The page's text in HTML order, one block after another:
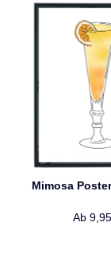
Mimosa
Ab 9,95